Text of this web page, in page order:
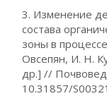
3. Изменение
состава
зоны в
Овсепян, И. Н.
др.] //
10.31857/